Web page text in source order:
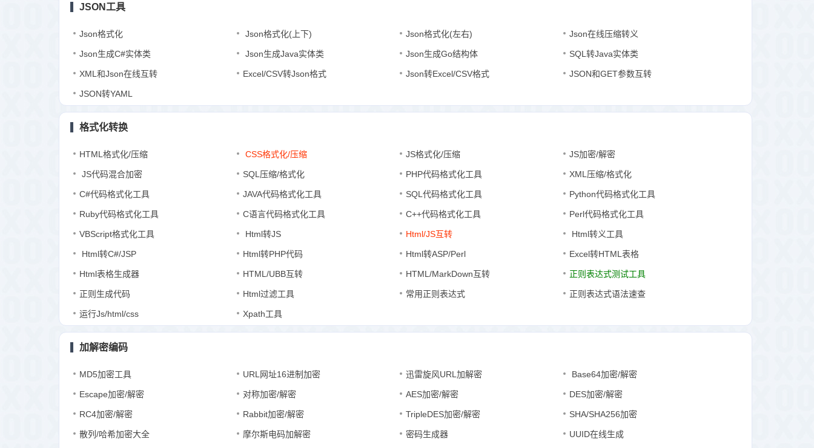
JSON工具
Json格式化 Json格式化(上下) Json格式化(左右) Json在线压缩转义
Json生成C#实体类 Json生成Java实体类 Json生成Go结构体 SQL转Java实体类
XML和Json在线互转 Excel/CSV转Json格式 Json转Excel/CSV格式 JSON和GET参数互转
JSON转YAML
格式化转换
HTML格式化/压缩 CSS格式化/压缩 JS格式化/压缩 JS加密/解密
JS代码混合加密 SQL压缩/格式化 PHP代码格式化工具 XML压缩/格式化
C#代码格式化工具 JAVA代码格式化工具 SQL代码格式化工具 Python代码格式化工具
Ruby代码格式化工具 C语言代码格式化工具 C++代码格式化工具 Perl代码格式化工具
VBScript格式化工具 Html转JS Html/JS互转 Html转义工具
Html转C#/JSP Html转PHP代码 Html转ASP/Perl Excel转HTML表格
Html表格生成器 HTML/UBB互转 HTML/MarkDown互转 正则表达式测试工具
正则生成代码 Html过滤工具 常用正则表达式 正则表达式语法速查
运行Js/html/css Xpath工具
加解密编码
MD5加密工具 URL网址16进制加密 迅雷旋风URL加解密 Base64加密/解密
Escape加密/解密 对称加密/解密 AES加密/解密 DES加密/解密
RC4加密/解密 Rabbit加密/解密 TripleDES加密/解密 SHA/SHA256加密
散列/哈希加密大全 摩尔斯电码加解密 密码生成器 UUID在线生成